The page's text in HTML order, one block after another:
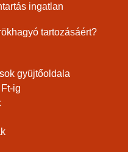
ingatlan
tartozásáért?
gyüjtőoldala
ig